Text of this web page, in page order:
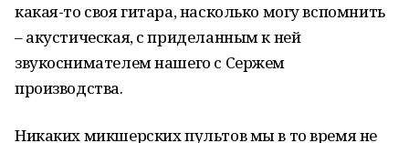
какая-то своя гитара, насколько могу вспомнить
– акустическая, с приделанным к ней
звукоснимателем нашего с Сержем
производства.
Никаких микшерских пультов мы в то время не